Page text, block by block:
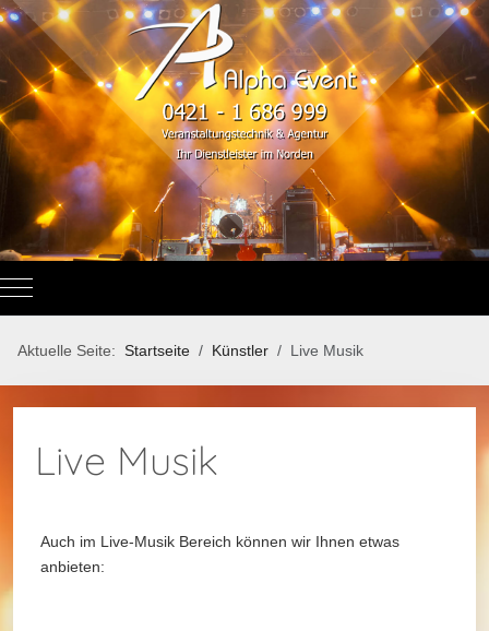
Mobile Menu Toggle
Aktuelle Seite: Startseite Künstler Live Musik
Live Musik
Auch im Live-Musik Bereich können wir Ihnen etwas
anbieten: